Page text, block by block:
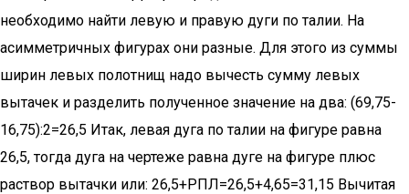
необходимо найти левую и правую дуги по талии. На
асимметричных фигурах они разные. Для этого из суммы
ширин левых полотнищ надо вычесть сумму левых
вытачек и разделить полученное значение на два: (69,75-
16,75):2=26,5 Итак, левая дуга по талии на фигуре равна
26,5, тогда дуга на чертеже равна дуге на фигуре плюс
раствор вытачки или: 26,5+РПЛ=26,5+4,65=31,15 Вычитая